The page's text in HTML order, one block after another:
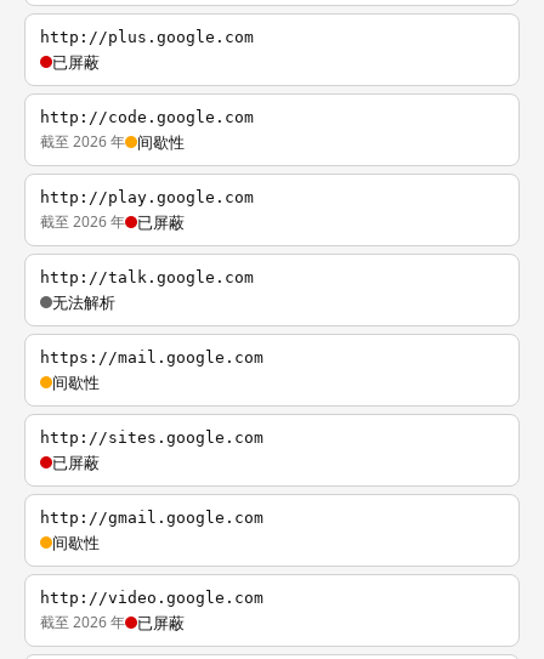
http://plus.google.com
已屏蔽
http://code.google.com
截至 2026 年 间歇性
http://play.google.com
截至 2026 年 已屏蔽
http://talk.google.com
无法解析
https://mail.google.com
间歇性
http://sites.google.com
已屏蔽
http://gmail.google.com
间歇性
http://video.google.com
截至 2026 年 已屏蔽